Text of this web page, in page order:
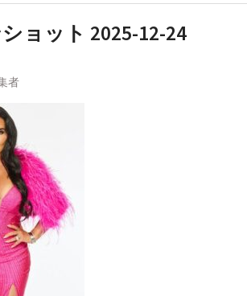
ョット 2025-12-24
者